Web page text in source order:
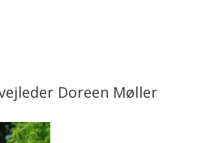
Doreen Møller